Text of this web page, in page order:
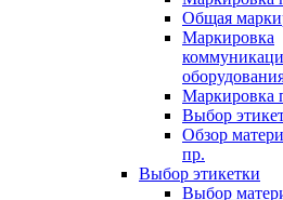
Общая
Маркировка
Маркировка
Выбор
Обзор
пр.
Выбор этикетки
Выбор